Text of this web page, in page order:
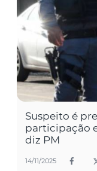
Suspeito é
participação
diz PM
14/11/2025